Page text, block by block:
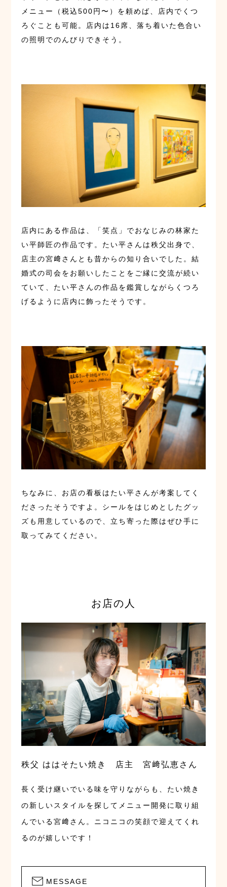
メニュー（税込500円〜）を頼めば、店内でくつ
ろぐことも可能。店内は16席、落ち着いた色合い
の照明でのんびりできそう。
店内にある作品は、「笑点」でおなじみの林家た
い平師匠の作品です。たい平さんは秩父出身で、
店主の宮﨑さんとも昔からの知り合いでした。結
婚式の司会をお願いしたことをご縁に交流が続い
ていて、たい平さんの作品を鑑賞しながらくつろ
げるように店内に飾ったそうです。
ちなみに、お店の看板はたい平さんが考案してく
ださったそうですよ。シールをはじめとしたグッ
ズも用意しているので、立ち寄った際はぜひ手に
取ってみてください。
お店の人
秩父 ははそたい焼き 店主 宮﨑弘恵さん
長く受け継いでいる味を守りながらも、たい焼き
の新しいスタイルを探してメニュー開発に取り組
んでいる宮﨑さん。ニコニコの笑顔で迎えてくれ
るのが嬉しいです！
MESSAGE